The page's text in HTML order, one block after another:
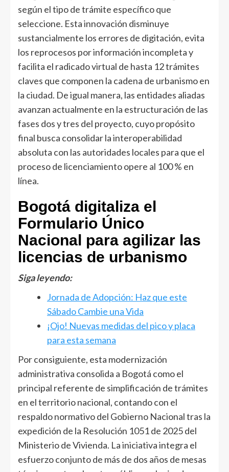
según el tipo de trámite específico que
seleccione. Esta innovación disminuye
sustancialmente los errores de digitación, evita
los reprocesos por información incompleta y
facilita el radicado virtual de hasta 12 trámites
claves que componen la cadena de urbanismo en
la ciudad. De igual manera, las entidades aliadas
avanzan actualmente en la estructuración de las
fases dos y tres del proyecto, cuyo propósito
final busca consolidar la interoperabilidad
absoluta con las autoridades locales para que el
proceso de licenciamiento opere al 100 % en
línea.
Bogotá digitaliza el
Formulario Único
Nacional para agilizar las
licencias de urbanismo
Siga leyendo:
Jornada de Adopción: Haz que este
Sábado Cambie una Vida
¡Ojo! Nuevas medidas del pico y placa
para esta semana
Por consiguiente, esta modernización
administrativa consolida a Bogotá como el
principal referente de simplificación de trámites
en el territorio nacional, contando con el
respaldo normativo del Gobierno Nacional tras la
expedición de la Resolución 1051 de 2025 del
Ministerio de Vivienda. La iniciativa integra el
esfuerzo conjunto de más de dos años de mesas